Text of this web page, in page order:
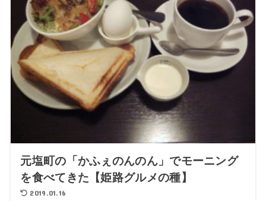
元塩町の「かふぇのんのん」でモーニング
を食べてきた【姫路グルメの種】
2019.01.16